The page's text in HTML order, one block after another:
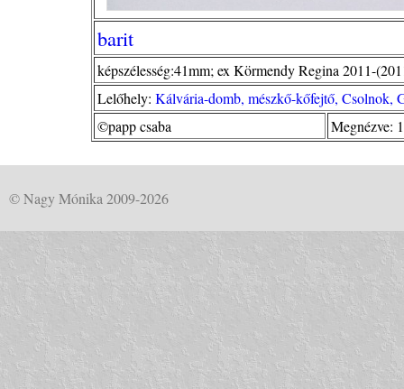
barit
képszélesség:41mm; ex Körmendy Regina 2011-
Lelőhely: Kálvária-domb, mészkő-kőfejtő, Csolnok,
©papp csaba
Megnézve:
© Nagy Mónika 2009-2026